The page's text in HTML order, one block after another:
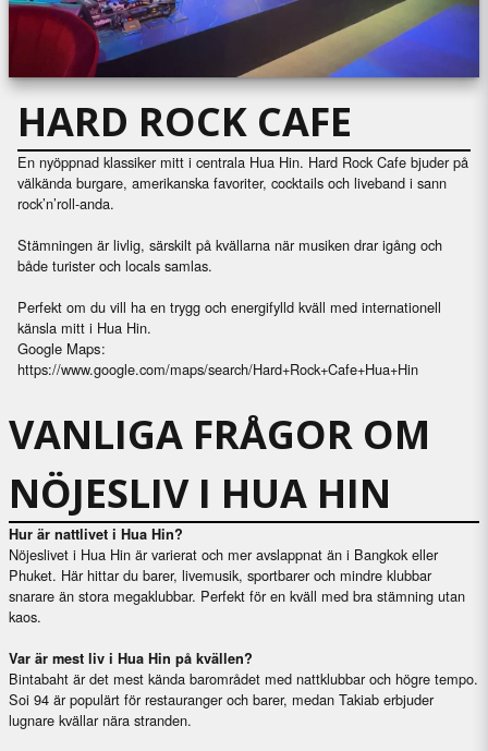
HARD ROCK CAFE
En nyöppnad klassiker mitt i centrala Hua Hin. Hard Rock Cafe bjuder på
välkända burgare, amerikanska favoriter, cocktails och liveband i sann
rock’n’roll-anda.
Stämningen är livlig, särskilt på kvällarna när musiken drar igång och
både turister och locals samlas.
Perfekt om du vill ha en trygg och energifylld kväll med internationell
känsla mitt i Hua Hin.
Google Maps:
https://www.google.com/maps/search/Hard+Rock+Cafe+Hua+Hin
VANLIGA FRÅGOR OM
NÖJESLIV I HUA HIN
Hur är nattlivet i Hua Hin?
Nöjeslivet i Hua Hin är varierat och mer avslappnat än i Bangkok eller
Phuket. Här hittar du barer, livemusik, sportbarer och mindre klubbar
snarare än stora megaklubbar. Perfekt för en kväll med bra stämning utan
kaos.
Var är mest liv i Hua Hin på kvällen?
Bintabaht är det mest kända barområdet med nattklubbar och högre tempo.
Soi 94 är populärt för restauranger och barer, medan Takiab erbjuder
lugnare kvällar nära stranden.